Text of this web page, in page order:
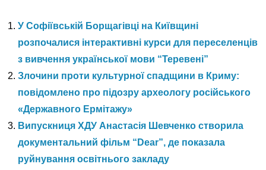
У Софіївській Борщагівці на Київщині
розпочалися інтерактивні курси для переселенців
з вивчення української мови “Теревені”
Злочини проти культурної спадщини в Криму:
повідомлено про підозру археологу російського
«Державного Ермітажу»
Випускниця ХДУ Анастасія Шевченко створила
документальний фільм “Dear”, де показала
руйнування освітнього закладу